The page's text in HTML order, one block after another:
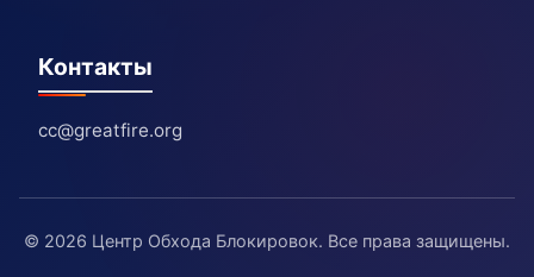
Контакты
cc@greatfire.org
© 2026 Центр Обхода Блокировок. Все права защищены.